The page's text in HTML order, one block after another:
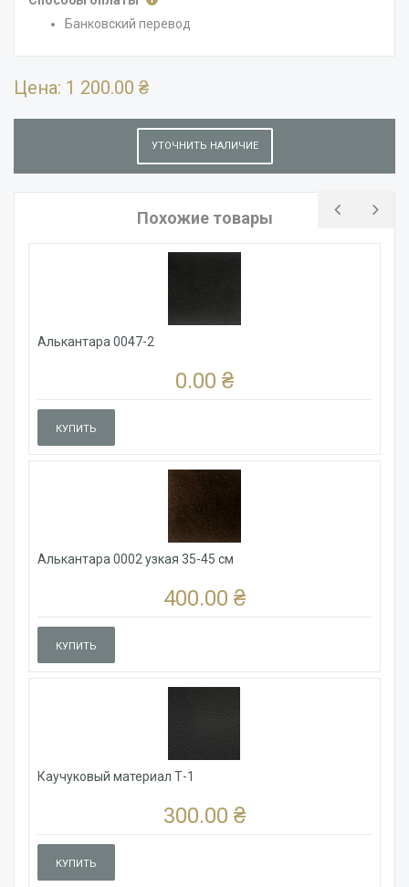
Банковский перевод
Цена: 1 200.00 ₴
УТОЧНИТЬ НАЛИЧИЕ
Похожие товары
Алькантара 0047-2
0.00 ₴
КУПИТЬ
Алькантара 0002 узкая 35-45 см
400.00 ₴
КУПИТЬ
Каучуковый материал Т-1
300.00 ₴
КУПИТЬ